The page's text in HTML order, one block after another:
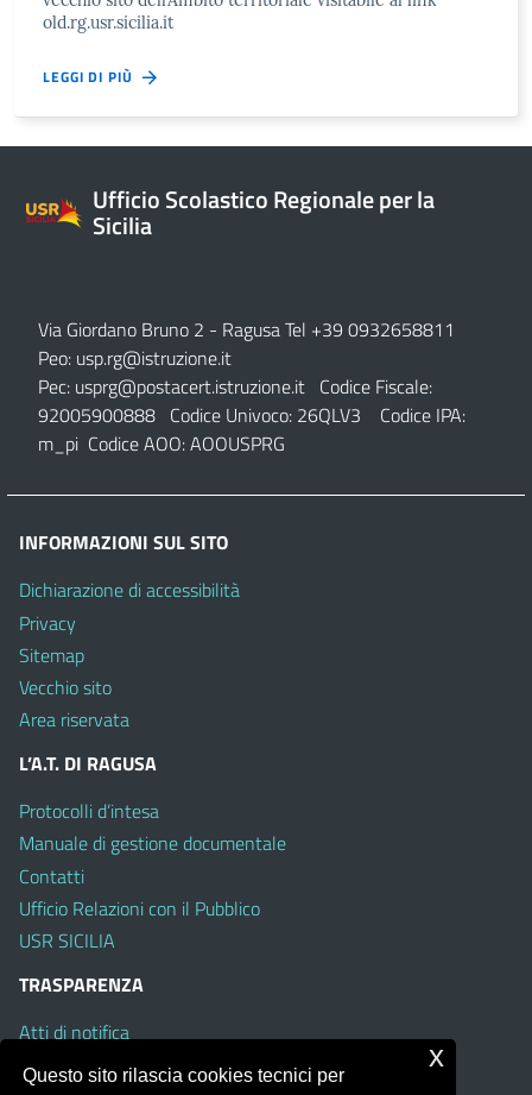
old.rg.usr.sicilia.it
LEGGI DI PIÙ
Ufficio Scolastico Regionale per la
Sicilia
Via Giordano Bruno 2 - Ragusa Tel +39 0932658811
Peo: usp.rg@istruzione.it
Pec: usprg@postacert.istruzione.it Codice Fiscale:
92005900888 Codice Univoco: 26QLV3 Codice IPA:
m_pi Codice AOO: AOOUSPRG
INFORMAZIONI SUL SITO
Dichiarazione di accessibilità
Privacy
Sitemap
Vecchio sito
Area riservata
L’A.T. DI RAGUSA
Protocolli d’intesa
Manuale di gestione documentale
Contatti
Ufficio Relazioni con il Pubblico
USR SICILIA
TRASPARENZA
Atti di notifica
Albo on line
Questo sito rilascia cookies tecnici per
x